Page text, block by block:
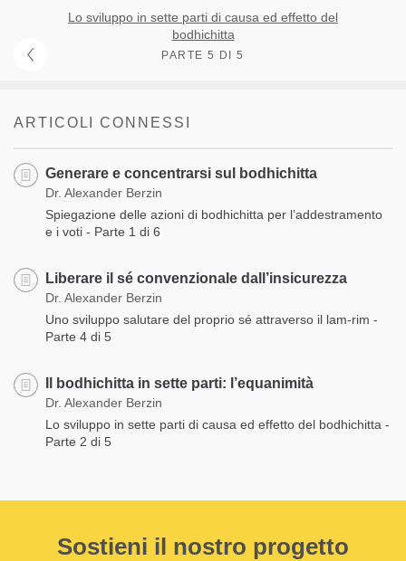
Lo sviluppo in sette parti di causa ed effetto del
bodhichitta
PARTE 5 DI 5
ARTICOLI CONNESSI
Generare e concentrarsi sul bodhichitta
Dr. Alexander Berzin
Spiegazione delle azioni di bodhichitta per l’addestramento
e i voti - Parte 1 di 6
Liberare il sé convenzionale dall’insicurezza
Dr. Alexander Berzin
Uno sviluppo salutare del proprio sé attraverso il lam-rim -
Parte 4 di 5
Il bodhichitta in sette parti: l’equanimità
Dr. Alexander Berzin
Lo sviluppo in sette parti di causa ed effetto del bodhichitta -
Parte 2 di 5
Sostieni il nostro progetto